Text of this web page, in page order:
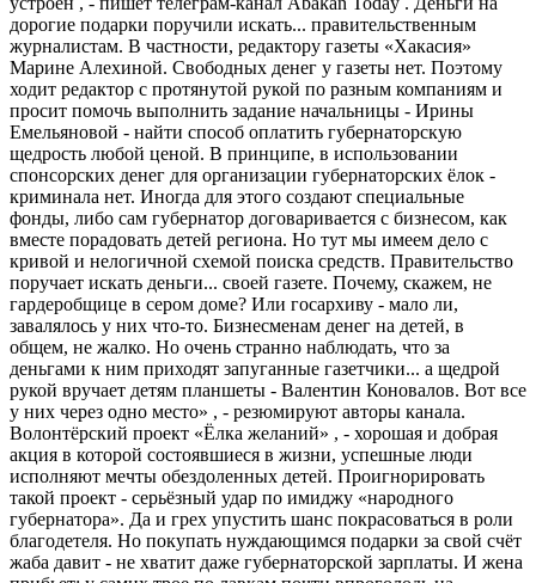
дорогие подарки поручили искать... правительственным
журналистам. В частности, редактору газеты «Хакасия»
Марине Алехиной. Свободных денег у газеты нет. Поэтому
ходит редактор с протянутой рукой по разным компаниям и
просит помочь выполнить задание начальницы - Ирины
Емельяновой - найти способ оплатить губернаторскую
щедрость любой ценой. В принципе, в использовании
спонсорских денег для организации губернаторских ёлок -
криминала нет. Иногда для этого создают специальные
фонды, либо сам губернатор договаривается с бизнесом, как
вместе порадовать детей региона. Но тут мы имеем дело с
кривой и нелогичной схемой поиска средств. Правительство
поручает искать деньги... своей газете. Почему, скажем, не
гардеробщице в сером доме? Или госархиву - мало ли,
завалялось у них что-то. Бизнесменам денег на детей, в
общем, не жалко. Но очень странно наблюдать, что за
деньгами к ним приходят запуганные газетчики... а щедрой
рукой вручает детям планшеты - Валентин Коновалов. Вот все
у них через одно место» , - резюмируют авторы канала.
Волонтёрский проект «Ёлка желаний» , - хорошая и добрая
акция в которой состоявшиеся в жизни, успешные люди
исполняют мечты обездоленных детей. Проигнорировать
такой проект - серьёзный удар по имиджу «народного
губернатора». Да и грех упустить шанс покрасоваться в роли
благодетеля. Но покупать нуждающимся подарки за свой счёт
жаба давит - не хватит даже губернаторской зарплаты. И жена